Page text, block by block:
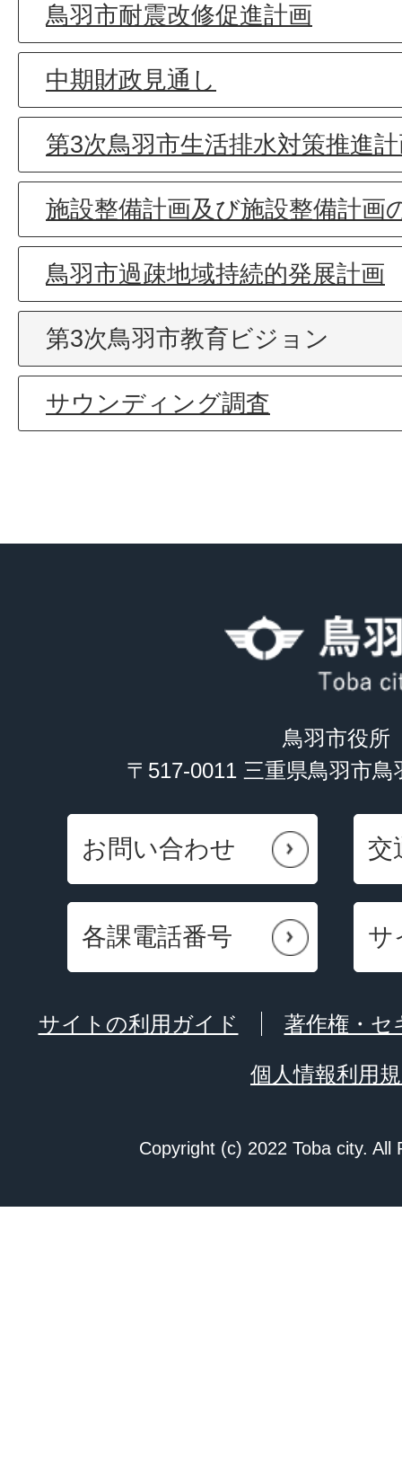
鳥羽市耐震改修促進計画
中期財政見通し
第3次鳥羽市生活排水対策推進
施設整備計画及び施設整備計画
鳥羽市過疎地域持続的発展計画
第3次鳥羽市教育ビジョン
サウンディング調査
鳥羽市役所
〒517-0011 三重県鳥羽市
お問い合わせ 交
各課電話番号 サ
サイトの利用ガイド 著作権・セ
個人情報利用
Copyright (c) 2022 Toba city. All